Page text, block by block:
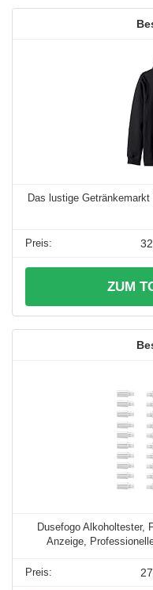
Das lustige
ZUM
Dusefogo Alkoholtester,
Anzeige,